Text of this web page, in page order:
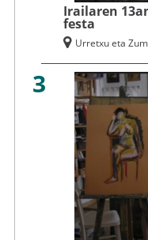
Irailaren
festa
Urretxu eta
3